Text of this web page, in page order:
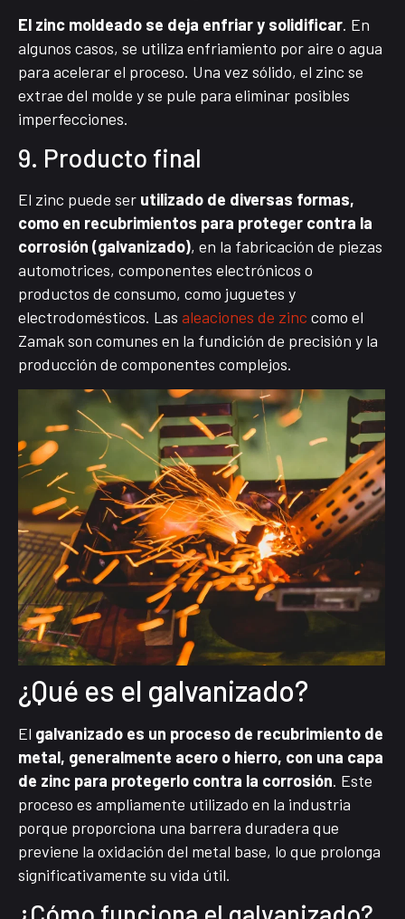
El zinc moldeado se deja enfriar y solidificar. En
algunos casos, se utiliza enfriamiento por aire o agua
para acelerar el proceso. Una vez sólido, el zinc se
extrae del molde y se pule para eliminar posibles
imperfecciones.
9. Producto final
El zinc puede ser utilizado de diversas formas,
como en recubrimientos para proteger contra la
corrosión (galvanizado), en la fabricación de piezas
automotrices, componentes electrónicos o
productos de consumo, como juguetes y
electrodomésticos. Las aleaciones de zinc como el
Zamak son comunes en la fundición de precisión y la
producción de componentes complejos.
¿Qué es el galvanizado?
El galvanizado es un proceso de recubrimiento de
metal, generalmente acero o hierro, con una capa
de zinc para protegerlo contra la corrosión. Este
proceso es ampliamente utilizado en la industria
porque proporciona una barrera duradera que
previene la oxidación del metal base, lo que prolonga
significativamente su vida útil.